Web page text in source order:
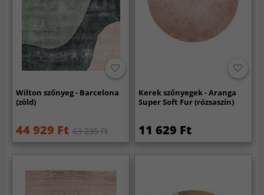
Wilton szőnyeg - Barcelona
(zöld)
44 929 Ft 63 239 Ft
Kerek szőnyegek - Aranga
Super Soft Fur (rózsaszín)
11 629 Ft